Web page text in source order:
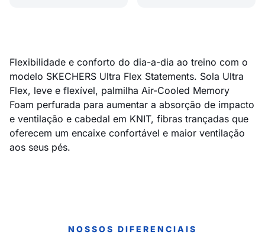
Flexibilidade e conforto do dia-a-dia ao treino com o
modelo SKECHERS Ultra Flex Statements. Sola Ultra
Flex, leve e flexível, palmilha Air-Cooled Memory
Foam perfurada para aumentar a absorção de impacto
e ventilação e cabedal em KNIT, fibras trançadas que
oferecem um encaixe confortável e maior ventilação
aos seus pés.
NOSSOS DIFERENCIAIS